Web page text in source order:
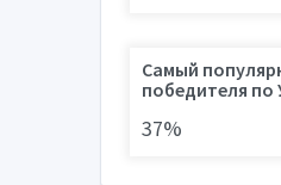
Самый
победителя по
37%